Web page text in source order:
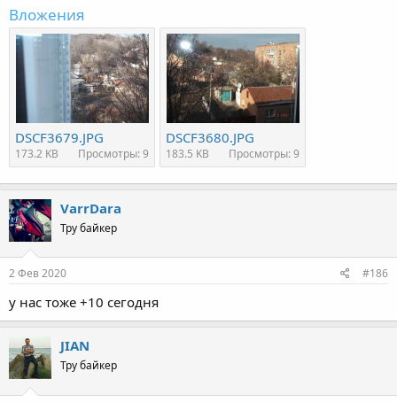
Вложения
DSCF3679.JPG
173.2 KB Просмотры: 9
DSCF3680.JPG
183.5 KB Просмотры: 9
VarrDara
Тру байкер
2 Фев 2020 #186
у нас тоже +10 сегодня
JIAN
Тру байкер